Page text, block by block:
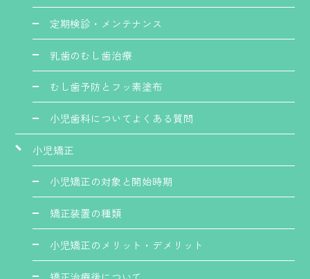
定期検診・メンテナンス
乳歯のむし歯治療
むし歯予防とフッ素塗布
小児歯科についてよくある質問
小児矯正
小児矯正の対象と開始時期
矯正装置の種類
小児矯正のメリット・デメリット